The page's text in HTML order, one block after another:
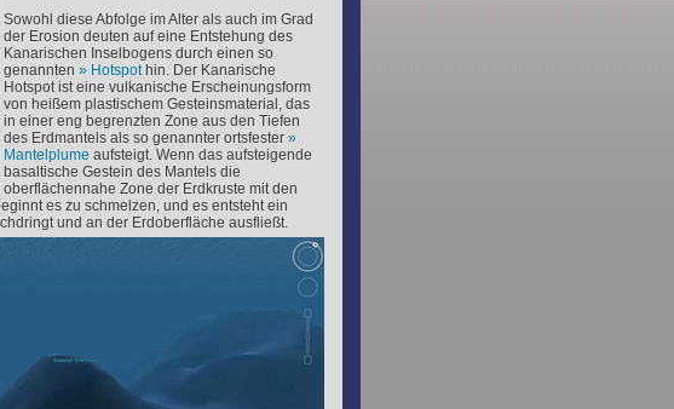
Sowohl diese Abfolge im Alter als auch im Grad
der Erosion deuten auf eine Entstehung des
Kanarischen Inselbogens durch einen so
genannten
Hotspothin. Der Kanarische
Hotspot ist eine vulkanische Erscheinungsform
von heißem plastischem Gesteinsmaterial, das
in einer eng begrenzten Zone aus den Tiefen
des Erdmantels als so genannter ortsfester
Mantelplume aufsteigt. Wenn das aufsteigende
basaltische Gestein des Mantels die
oberflächennahe Zone der Erdkruste mit den
es zu schmelzen, und es entsteht ein
und an der Erdoberfläche ausfließt.